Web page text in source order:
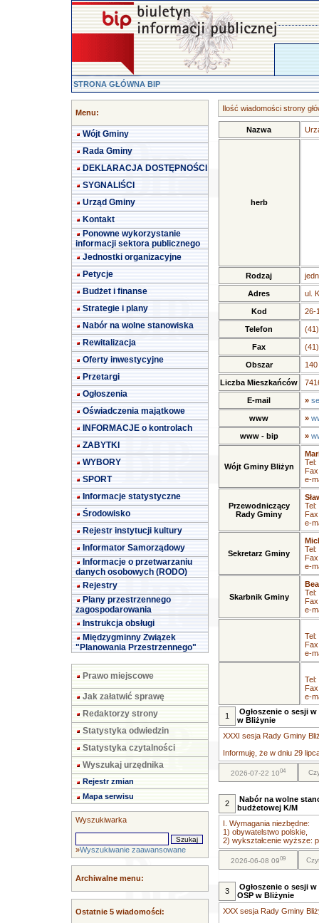
STRONA GŁÓWNA BIP
Menu:
Wójt Gminy
Rada Gminy
DEKLARACJA DOSTĘPNOŚCI
SYGNALIŚCI
Urząd Gminy
Kontakt
Ponowne wykorzystanie
informacji sektora publicznego
Jednostki organizacyjne
Petycje
Budżet i finanse
Strategie i plany
Nabór na wolne stanowiska
Rewitalizacja
Oferty inwestycyjne
Przetargi
Ogłoszenia
Oświadczenia majątkowe
INFORMACJE o kontrolach
ZABYTKI
WYBORY
SPORT
Informacje statystyczne
Środowisko
Rejestr instytucji kultury
Informator Samorządowy
Informacje o przetwarzaniu
danych osobowych (RODO)
Rejestry
Plany przestrzennego
zagospodarowania
Instrukcja obsługi
Międzygminny Związek
"Planowania Przestrzennego"
Prawo miejscowe
Jak załatwić sprawę
Redaktorzy strony
Statystyka odwiedzin
Statystyka czytalności
Wyszukaj urzędnika
Rejestr zmian
Mapa serwisu
Wyszukiwarka
»Wyszukiwanie zaawansowane
Archiwalne menu:
Ostatnie 5 wiadomości:
Ilość wiadomości strony
Nazwa
herb
Rodzaj
Adres ul.
Kod 26-
Telefon
Fax
Obszar
Liczba Mieszkańców
E-mail »
www »
www - bip »
Wójt Gminy Bliżyn
Tel:
e-
Przewodniczący
Rady Gminy
Tel:
e-
Sekretarz Gminy
Tel:
e-
Skarbnik Gminy
Tel:
e-
Tel:
e-
Tel:
e-
1
Ogłoszenie o sesji
w Bliżynie
XXXI sesja Rady Gminy
Informuję, że w dniu 29
2026-07-22 1004
2
Nabór na wolne
budżetowej K/M
I. Wymagania niezbędne:
1) obywatelstwo polskie,
2) wykształcenie wyższe:
2026-06-08 0909
3
Ogłoszenie o sesji
OSP w Bliżynie
XXX sesja Rady Gminy